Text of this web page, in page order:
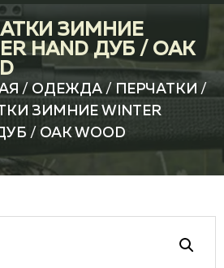
ЗИМНИЕ
HAND ДУБ / OAK
/ ОДЕЖДА/ ПЕРЧАТКИ /
ЗИМНИЕ WINTER
/ OAK WOOD